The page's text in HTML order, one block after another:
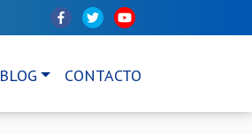
BLOG CONTACTO